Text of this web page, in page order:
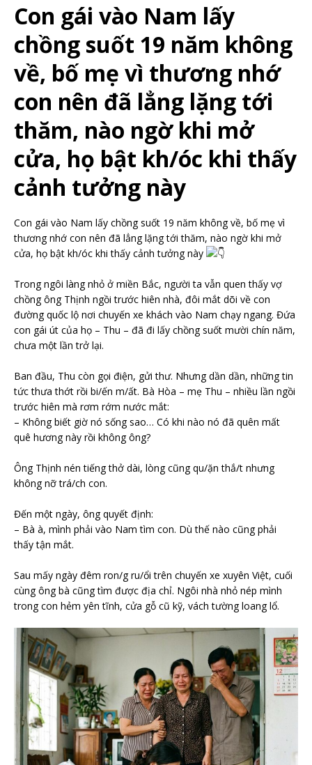
Con gái vào Nam lấy
chồng suốt 19 năm không
về, bố mẹ vì thương nhớ
con nên đã lẳng lặng tới
thăm, nào ngờ khi mở
cửa, họ bật kh/óc khi thấy
cảnh tưởng này
Con gái vào Nam lấy chồng suốt 19 năm không về, bố mẹ vì
thương nhớ con nên đã lẳng lặng tới thăm, nào ngờ khi mở
cửa, họ bật kh/óc khi thấy cảnh tưởng này
Trong ngôi làng nhỏ ở miền Bắc, người ta vẫn quen thấy vợ
chồng ông Thịnh ngồi trước hiên nhà, đôi mắt dõi về con
đường quốc lộ nơi chuyến xe khách vào Nam chạy ngang. Đứa
con gái út của họ – Thu – đã đi lấy chồng suốt mười chín năm,
chưa một lần trở lại.
Ban đầu, Thu còn gọi điện, gửi thư. Nhưng dần dần, những tin
tức thưa thớt rồi bi/ến m/ất. Bà Hòa – mẹ Thu – nhiều lần ngồi
trước hiên mà rơm rớm nước mắt:
– Không biết giờ nó sống sao… Có khi nào nó đã quên mất
quê hương này rồi không ông?
Ông Thịnh nén tiếng thở dài, lòng cũng qu/ặn thắ/t nhưng
không nỡ trá/ch con.
Đến một ngày, ông quyết định:
– Bà à, mình phải vào Nam tìm con. Dù thế nào cũng phải
thấy tận mắt.
Sau mấy ngày đêm ron/g ru/ổi trên chuyến xe xuyên Việt, cuối
cùng ông bà cũng tìm được địa chỉ. Ngôi nhà nhỏ nép mình
trong con hẻm yên tĩnh, cửa gỗ cũ kỹ, vách tường loang lổ.